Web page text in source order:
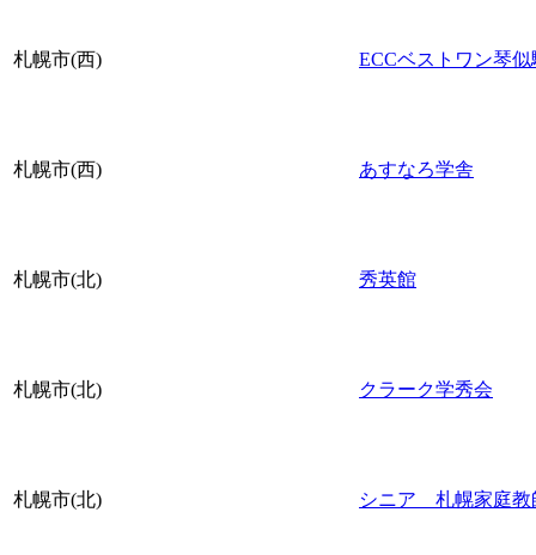
札幌市(西) ECCベストワン琴
札幌市(西) あすなろ学舎
札幌市(北) 秀英館
札幌市(北) クラーク学秀会
札幌市(北) シニア 札幌家庭教